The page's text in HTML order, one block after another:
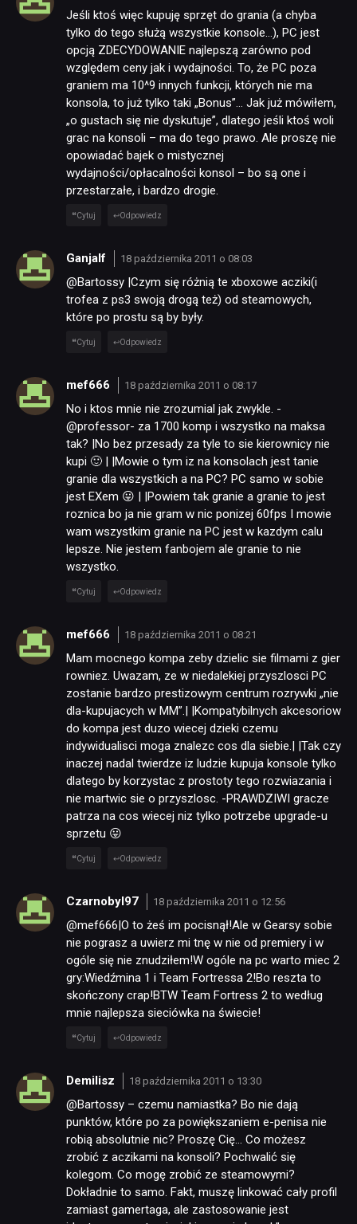
Jeśli ktoś więc kupuję sprzęt do grania (a chyba
tylko do tego służą wszystkie konsole…), PC jest
opcją ZDECYDOWANIE najlepszą zarówno pod
względem ceny jak i wydajności. To, że PC poza
graniem ma 10^9 innych funkcji, których nie ma
konsola, to już tylko taki „Bonus”… Jak już mówiłem,
„o gustach się nie dyskutuje”, dlatego jeśli ktoś woli
grac na konsoli – ma do tego prawo. Ale proszę nie
opowiadać bajek o mistycznej
wydajności/opłacalności konsol – bo są one i
przestarzałe, i bardzo drogie.
Cytuj Odpowiedz
Ganjalf 18 października 2011 o 08:03
@Bartossy |Czym się różnią te xboxowe acziki(i
trofea z ps3 swoją drogą też) od steamowych,
które po prostu są by były.
Cytuj Odpowiedz
mef666 18 października 2011 o 08:17
No i ktos mnie nie zrozumial jak zwykle. -
@professor- za 1700 komp i wszystko na maksa
tak? |No bez przesady za tyle to sie kierownicy nie
kupi 🙂 | |Mowie o tym iz na konsolach jest tanie
granie dla wszystkich a na PC? PC samo w sobie
jest EXem 😛 | |Powiem tak granie a granie to jest
roznica bo ja nie gram w nic ponizej 60fps I mowie
wam wszystkim granie na PC jest w kazdym calu
lepsze. Nie jestem fanbojem ale granie to nie
wszystko.
Cytuj Odpowiedz
mef666 18 października 2011 o 08:21
Mam mocnego kompa zeby dzielic sie filmami z gier
rowniez. Uwazam, ze w niedalekiej przyszlosci PC
zostanie bardzo prestizowym centrum rozrywki „nie
dla-kupujacych w MM”.| |Kompatybilnych akcesoriow
do kompa jest duzo wiecej dzieki czemu
indywidualisci moga znalezc cos dla siebie.| |Tak czy
inaczej nadal twierdze iz ludzie kupuja konsole tylko
dlatego by korzystac z prostoty tego rozwiazania i
nie martwic sie o przyszlosc. -PRAWDZIWI gracze
patrza na cos wiecej niz tylko potrzebe upgrade-u
sprzetu 😛
Cytuj Odpowiedz
Czarnobyl97 18 października 2011 o 12:56
@mef666|O to żeś im pocisnął!Ale w Gearsy sobie
nie pograsz a uwierz mi tnę w nie od premiery i w
ogóle się nie znudziłem!W ogóle na pc warto miec 2
gry:Wiedźmina 1 i Team Fortressa 2!Bo reszta to
skończony crap!BTW Team Fortress 2 to według
mnie najlepsza sieciówka na świecie!
Cytuj Odpowiedz
Demilisz 18 października 2011 o 13:30
@Bartossy – czemu namiastka? Bo nie dają
punktów, które po za powiększaniem e-penisa nie
robią absolutnie nic? Proszę Cię… Co możesz
zrobić z aczikami na konsoli? Pochwalić się
kolegom. Co mogę zrobić ze steamowymi?
Dokładnie to samo. Fakt, muszę linkować cały profil
zamiast gamertaga, ale zastosowanie jest